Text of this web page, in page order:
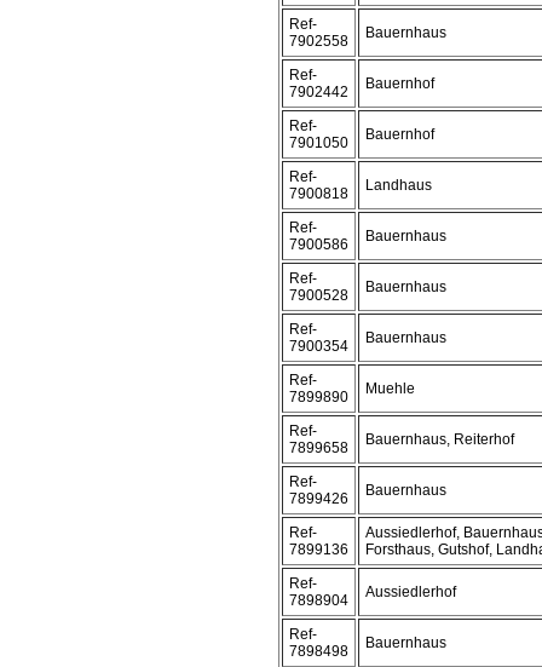
Ref-
7902558
Bauernhaus
Ref-
7902442
Bauernhof
Ref-
7901050
Bauernhof
Ref-
7900818
Landhaus
Ref-
7900586
Bauernhaus
Ref-
7900528
Bauernhaus
Ref-
7900354
Bauernhaus
Ref-
7899890
Muehle
Ref-
7899658
Bauernhaus, Reiterhof
Ref-
7899426
Bauernhaus
Ref-
7899136
Aussiedlerhof,
Forsthaus, Gutshof,
Ref-
7898904
Aussiedlerhof
Ref-
7898498
Bauernhaus